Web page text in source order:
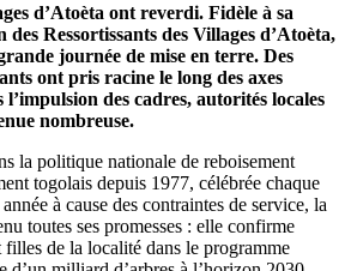
d’Atoèta ont reverdi. Fidèle à sa
Ressortissants des Villages d’Atoèta,
journée de mise en terre. Des
ont pris racine le long des axes
des cadres, autorités locales
nombreuse.
la politique nationale de reboisement
togolais depuis 1977, célébrée chaque
à cause des contraintes de service, la
toutes ses promesses : elle confirme
filles de la localité dans le programme